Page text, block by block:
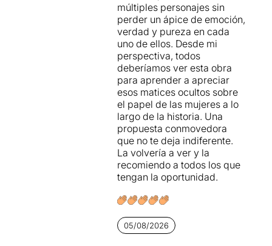
múltiples personajes sin
perder un ápice de emoción,
verdad y pureza en cada
uno de ellos. Desde mi
perspectiva, todos
deberíamos ver esta obra
para aprender a apreciar
esos matices ocultos sobre
el papel de las mujeres a lo
largo de la historia. Una
propuesta conmovedora
que no te deja indiferente.
La volvería a ver y la
recomiendo a todos los que
tengan la oportunidad.
05/08/2026